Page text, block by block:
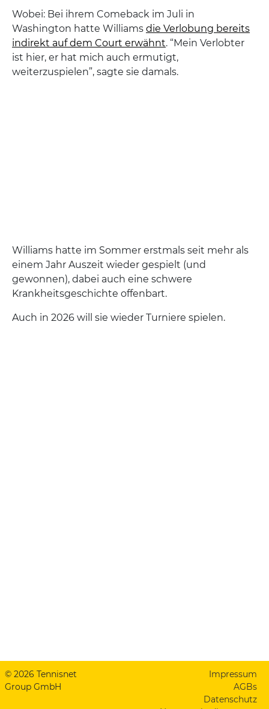
Wobei: Bei ihrem Comeback im Juli in
Washington hatte Williams die Verlobung bereits
indirekt auf dem Court erwähnt. “Mein Verlobter
ist hier, er hat mich auch ermutigt,
weiterzuspielen”, sagte sie damals.
Williams hatte im Sommer erstmals seit mehr als
einem Jahr Auszeit wieder gespielt (und
gewonnen), dabei auch eine schwere
Krankheitsgeschichte offenbart.
Auch in 2026 will sie wieder Turniere spielen.
© 2026 Tennisnet
Group GmbH
Impressum
AGBs
Datenschutz